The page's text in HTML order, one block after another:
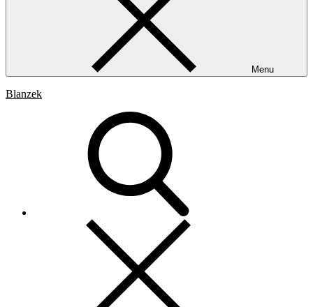
Menu
Blanzek